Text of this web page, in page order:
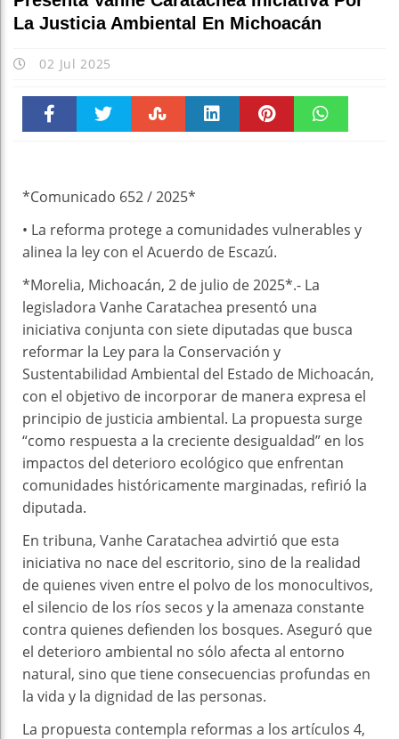
La Justicia Ambiental En Michoacán
02 Jul 2025
*Comunicado 652 / 2025*
• La reforma protege a comunidades vulnerables y
alinea la ley con el Acuerdo de Escazú.
*Morelia, Michoacán, 2 de julio de 2025*.- La
legisladora Vanhe Caratachea presentó una
iniciativa conjunta con siete diputadas que busca
reformar la Ley para la Conservación y
Sustentabilidad Ambiental del Estado de Michoacán,
con el objetivo de incorporar de manera expresa el
principio de justicia ambiental. La propuesta surge
“como respuesta a la creciente desigualdad” en los
impactos del deterioro ecológico que enfrentan
comunidades históricamente marginadas, refirió la
diputada.
En tribuna, Vanhe Caratachea advirtió que esta
iniciativa no nace del escritorio, sino de la realidad
de quienes viven entre el polvo de los monocultivos,
el silencio de los ríos secos y la amenaza constante
contra quienes defienden los bosques. Aseguró que
el deterioro ambiental no sólo afecta al entorno
natural, sino que tiene consecuencias profundas en
la vida y la dignidad de las personas.
La propuesta contempla reformas a los artículos 4,